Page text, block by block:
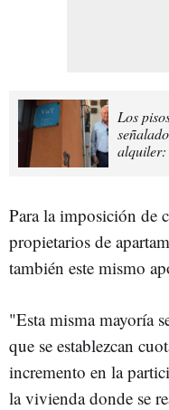
Los
alquiler:
Para la imposición de
propietarios de
también este mismo
"Esta misma mayoría
que se establezcan
incremento en la
la vivienda donde se